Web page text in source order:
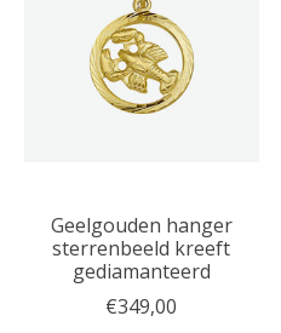
Geelgouden hanger
sterrenbeeld kreeft
gediamanteerd
€349,00